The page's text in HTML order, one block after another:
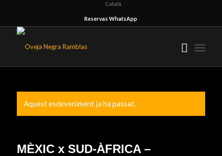
Català
Reservas WhatsApp
Aquest esdeveniment ja ha passat.
MÈXIC x SUD-ÀFRICA –